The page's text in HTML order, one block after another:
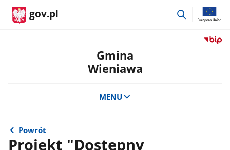
gov.pl
przejdź
Przejdź
Gmina
Wieniawa
MENU
Powrót
Projekt "Dostępny